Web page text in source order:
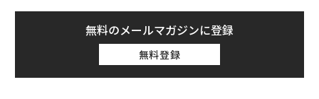
無料のメールマガジンに登録
無料登録